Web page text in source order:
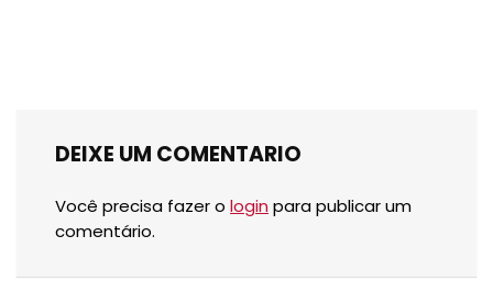
DEIXE UM COMENTARIO
Você precisa fazer o login para publicar um
comentário.